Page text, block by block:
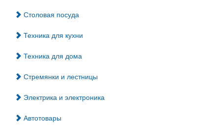
Столовая посуда
Техника для кухни
Техника для дома
Стремянки и лестницы
Электрика и электроника
Автотовары